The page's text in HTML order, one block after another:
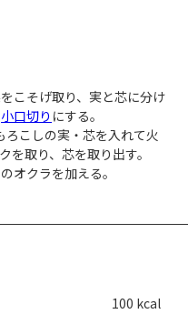
こそげ取り、実と芯に分け
小口切り にする。
ろこしの実・芯を入れて火
を取り、芯を取り出す。
オクラを加える。
100 kcal